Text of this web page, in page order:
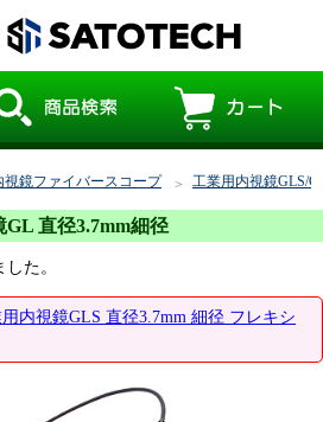
視鏡ファイバースコープ 工業用内視鏡GLS/
直径3.7mm細径
た。
内視鏡GLS 直径3.7mm 細径 フレキシ